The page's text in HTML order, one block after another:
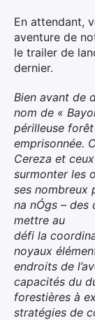
En attendant,
aventure de
le trailer de
dernier.
Bien avant de
nom de «
périlleuse forêt
emprisonnée.
Cereza et
surmonter les
ses nombreux
na nÓgs – des
mettre au
défi la
noyaux
endroits de
capacités du
forestières à
stratégies de